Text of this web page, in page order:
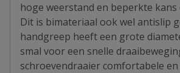
hoge weerstand en beperkte
Dit is bimateriaal ook wel antislip
handgreep heeft een grote
smal voor een snelle
schroevendraaier comfortabele